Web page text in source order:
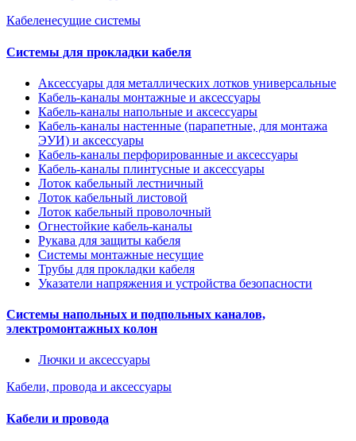
Кабеленесущие системы
Системы для прокладки кабеля
Аксессуары для металлических лотков универсальные
Кабель-каналы монтажные и аксессуары
Кабель-каналы напольные и аксессуары
Кабель-каналы настенные (парапетные, для монтажа
ЭУИ) и аксессуары
Кабель-каналы перфорированные и аксессуары
Кабель-каналы плинтусные и аксессуары
Лоток кабельный лестничный
Лоток кабельный листовой
Лоток кабельный проволочный
Огнестойкие кабель-каналы
Рукава для защиты кабеля
Системы монтажные несущие
Трубы для прокладки кабеля
Указатели напряжения и устройства безопасности
Системы напольных и подпольных каналов,
электромонтажных колон
Лючки и аксессуары
Кабели, провода и аксессуары
Кабели и провода